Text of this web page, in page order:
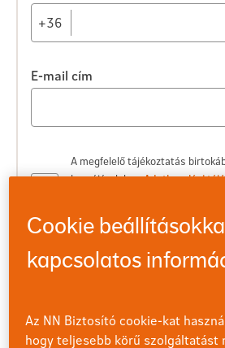
+36
E-mail cím
A megfelelő tájékoztatás
hozzájárulok azAdatkezelési
profilalkotáshoz.Bővebben
Elküldöm
Cookie beállításokkal
kapcsolatos
Az NN Biztosító cookie-kat
hogy teljesebb körű szolgáltatást